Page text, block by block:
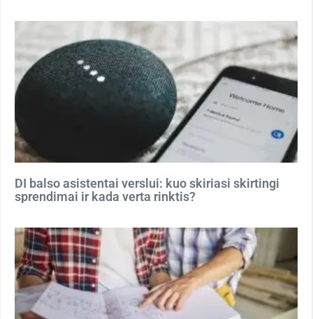
DI balso asistentai verslui: kuo skiriasi skirtingi
sprendimai ir kada verta rinktis?